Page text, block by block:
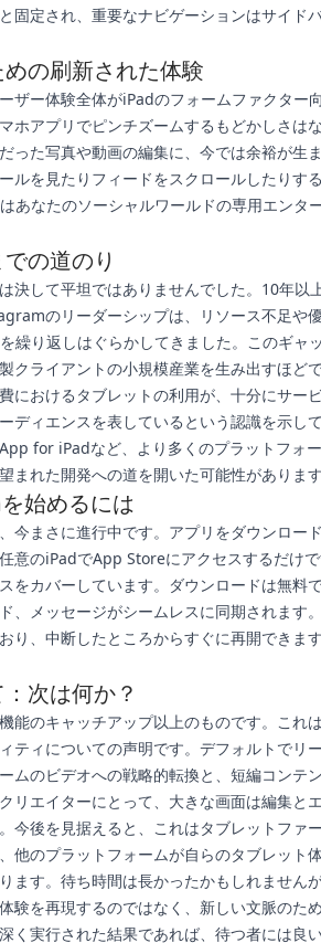
固定され、重要なナビゲーションはサイド
の刷新された体験
ザー体験全体がiPadのフォームファクター
ホアプリでピンチズームするもどかしさは
った写真や動画の編集に、今では余裕が生
ルを見たりフィードをスクロールしたりす
あなたのソーシャルワールドの専用エンタ
の道のり
決して平坦ではありませんでした。10年以
のリーダーシップは、リソース不足や優
繰り返しはぐらかしてきました。このギャ
クライアントの小規模産業を生み出すほど
におけるタブレットの利用が、十分にサー
ディエンスを表しているという認識を示し
for iPadなど、より多くのプラットフォ
まれた開発への道を開いた可能性があります
始めるには
今まさに進行中です。アプリをダウンロー
意のiPadでApp Storeにアクセスするだけ
をカバーしています。ダウンロードは無料
、メッセージがシームレスに同期されます
り、中断したところからすぐに再開できま
次は何か？
能のキャッチアップ以上のものです。これ
ィについての声明です。デフォルトでリ
ムのビデオへの戦略的転換と、短編コンテ
リエイターにとって、大きな画面は編集と
今後を見据えると、これはタブレットファ
他のプラットフォームが自らのタブレット
ます。待ち時間は長かったかもしれません
験を再現するのではなく、新しい文脈のた
く実行された結果であれば、待つ者には良